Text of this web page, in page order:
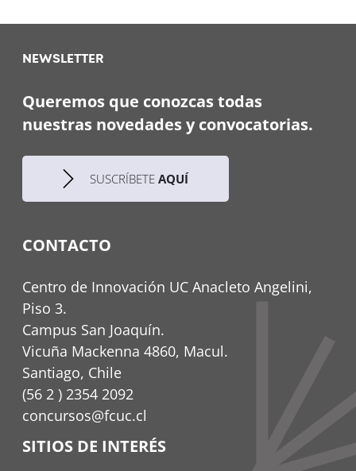
NEWSLETTER
Queremos que conozcas todas
nuestras novedades y convocatorias.
SUSCRÍBETE AQUÍ
CONTACTO
Centro de Innovación UC Anacleto Angelini,
Piso 3.
Campus San Joaquín.
Vicuña Mackenna 4860, Macul.
Santiago, Chile
(56 2 ) 2354 2092
concursos@fcuc.cl
SITIOS DE INTERÉS